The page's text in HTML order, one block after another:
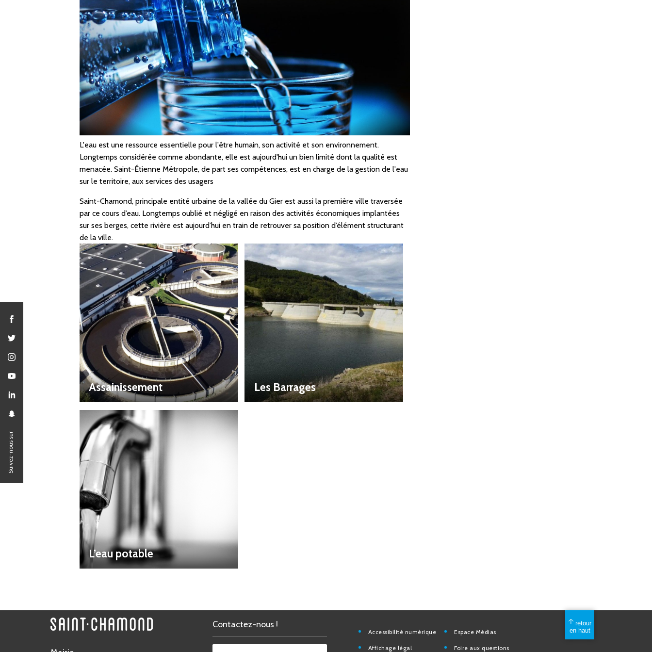
Suivez-nous sur
L'eau est une ressource essentielle pour l'être humain, son activité et son environnement.
Longtemps considérée comme abondante, elle est aujourd'hui un bien limité dont la qualité est
menacée. Saint-Étienne Métropole, de part ses compétences, est en charge de la gestion de l'eau
sur le territoire, aux services des usagers
Saint-Chamond, principale entité urbaine de la vallée du Gier est aussi la première ville traversée
par ce cours d’eau. Longtemps oublié et négligé en raison des activités économiques implantées
sur ses berges, cette rivière est aujourd’hui en train de retrouver sa position d’élément structurant
de la ville.
Assainissement Les Barrages
L’eau potable
Contactez-nous !
Accessibilité numérique Espace Médias
Affichage légal Foire aux questions